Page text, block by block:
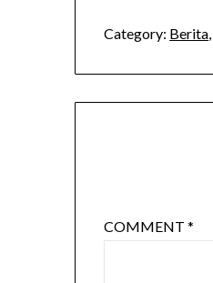
Category: Berita,
COMMENT*